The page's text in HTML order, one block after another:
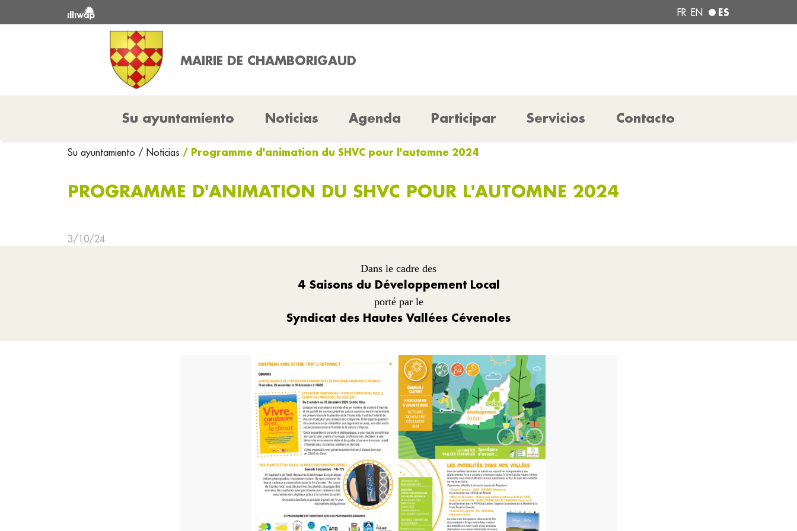
FR EN ES
MAIRIE DE CHAMBORIGAUD
Su ayuntamiento Noticias Agenda Participar Servicios Contacto
Su ayuntamiento / Noticias / Programme d'animation du SHVC pour l'automne 2024
PROGRAMME D'ANIMATION DU SHVC POUR L'AUTOMNE 2024
3/10/24
Dans le cadre des
4 Saisons du Développement Local
porté par le
Syndicat des Hautes Vallées Cévenoles